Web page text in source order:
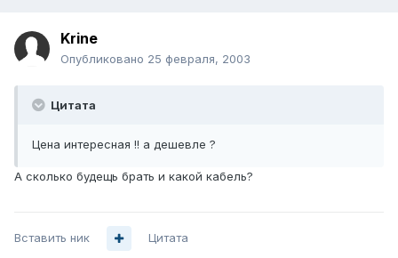
Krine
Опубликовано 25 февраля, 2003
Цитата
Цена интересная !! а дешевле ?
А сколько будещь брать и какой кабель?
Вставить ник Цитата